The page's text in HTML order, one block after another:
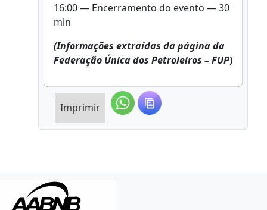
16:00 — Encerramento do evento — 30
min
(Informações extraídas da página da
Federação Única dos Petroleiros – FUP)
Imprimir